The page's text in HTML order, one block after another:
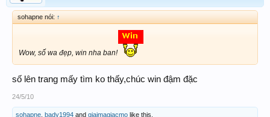
sohapne nói: ↑
Wow, số wa đẹp, win nha ban!
số lên trang mấy tìm ko thấy,chúc win đậm đặc
24/5/10
sohapne bady1994 and giaimagiacmo like this.